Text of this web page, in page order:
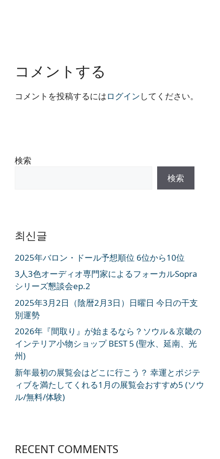
コメントする
コメントを投稿するにはログインしてください。
検索
検索
최신글
2025年バロン・ドール予想順位 6位から10位
3人3色オーディオ専門家によるフォーカルSopra
シリーズ懇談会ep.2
2025年3月2日（陰暦2月3日）日曜日 今日の干支
別運勢
2026年『間取り』が始まるなら？ソウル＆京畿の
インテリア小物ショップ BEST 5 (聖水、延南、光
州)
新年最初の展覧会はどこに行こう？ 幸運とポジテ
ィブを満たしてくれる1月の展覧会おすすめ5 (ソウ
ル/無料/体験)
RECENT COMMENTS